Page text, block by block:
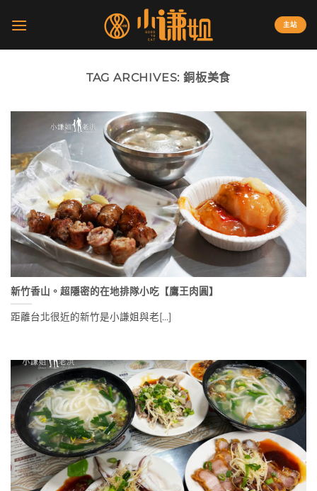
主站
TAG ARCHIVES: 銅板美食
新竹香山。超隱密的在地排隊小吃【鷹王肉圓】
距離台北很近的新竹是小謙姐與老[...]